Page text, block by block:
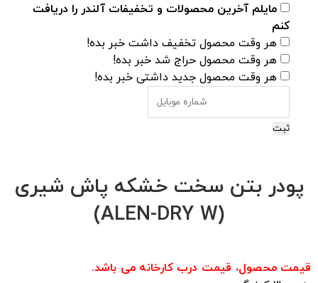
مایلم آخرین محصولات و تخفیفات آلندر را دریافت
کنم
هر وقت محصول تخفیف داشت خبر بده!
هر وقت محصول حراج شد خبر بده!
هر وقت محصول جدید داشتی خبر بده!
ثبت
پودر بتن سخت خشکه پاش شیری
(ALEN-DRY W)
قیمت محصول، قیمت درب کارخانه می باشد.